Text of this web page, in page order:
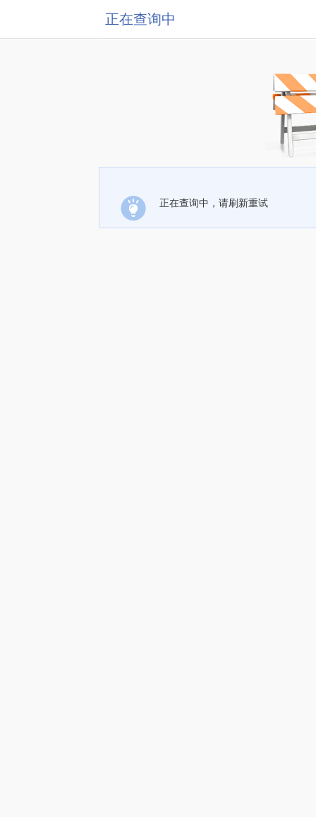
正在查询中
正在查询中，请刷新重试